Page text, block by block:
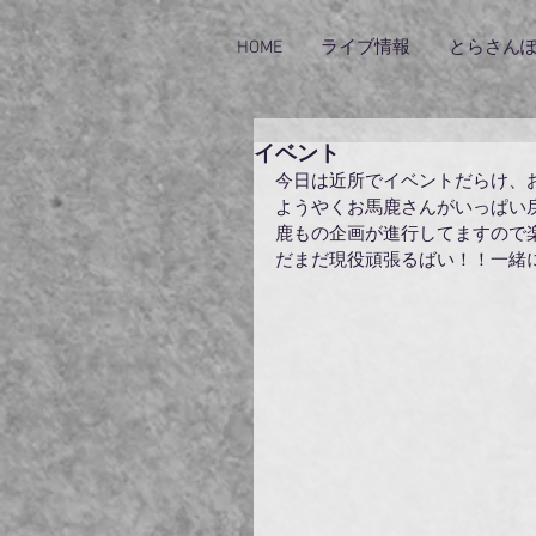
HOME ライブ情報 とらさん
イベント
今日は近所でイベントだらけ、
ようやくお馬鹿さんがいっぱ
鹿もの企画が進行してますの
だまだ現役頑張るばい！！一緒